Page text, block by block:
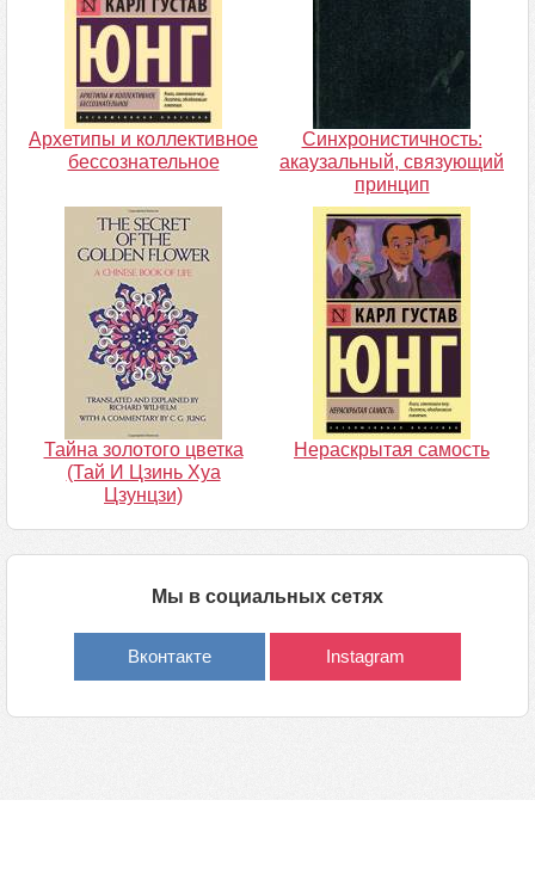
Архетипы и коллективное
бессознательное
Синхронистичность:
акаузальный, связующий
принцип
Тайна золотого цветка
(Тай И Цзинь Хуа
Цзунцзи)
Нераскрытая самость
Мы в социальных сетях
Вконтакте Instagram